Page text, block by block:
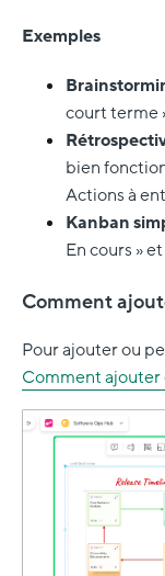
Exemples
court terme
bien
Actions à
Kanban
En cours »
Comment
Pour ajouter ou
Comment ajouter